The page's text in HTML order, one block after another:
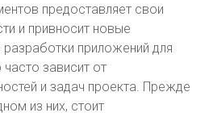
предоставляет свои
и привносит новые
приложений для
зависит от
и задач проекта. Прежде
из них, стоит